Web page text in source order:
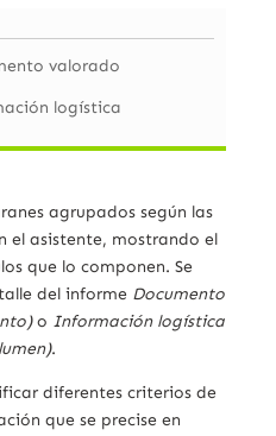
valorado
logística
agrupados según las
el asistente, mostrando el
que lo componen. Se
del informe Documento
o Información logística
.
diferentes criterios de
que se precise en